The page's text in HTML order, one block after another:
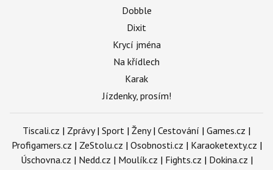
Dobble
Dixit
Krycí jména
Na křídlech
Karak
Jízdenky, prosím!
Tiscali.cz | Zprávy| Sport | Ženy| Cestování | Games.cz |
Profigamers.cz | ZeStolu.cz | Osobnosti.cz | Karaoketexty.cz |
Úschovna.cz | Nedd.cz | Moulík.cz | Fights.cz | Dokina.cz |